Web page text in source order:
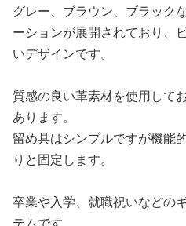
グレー、ブラウン、ブラック
ーションが展開されており、
いデザインです。
質感の良い革素材を使用して
あります。
留め具はシンプルですが機能
りと固定します。
卒業や入学、就職祝いなどの